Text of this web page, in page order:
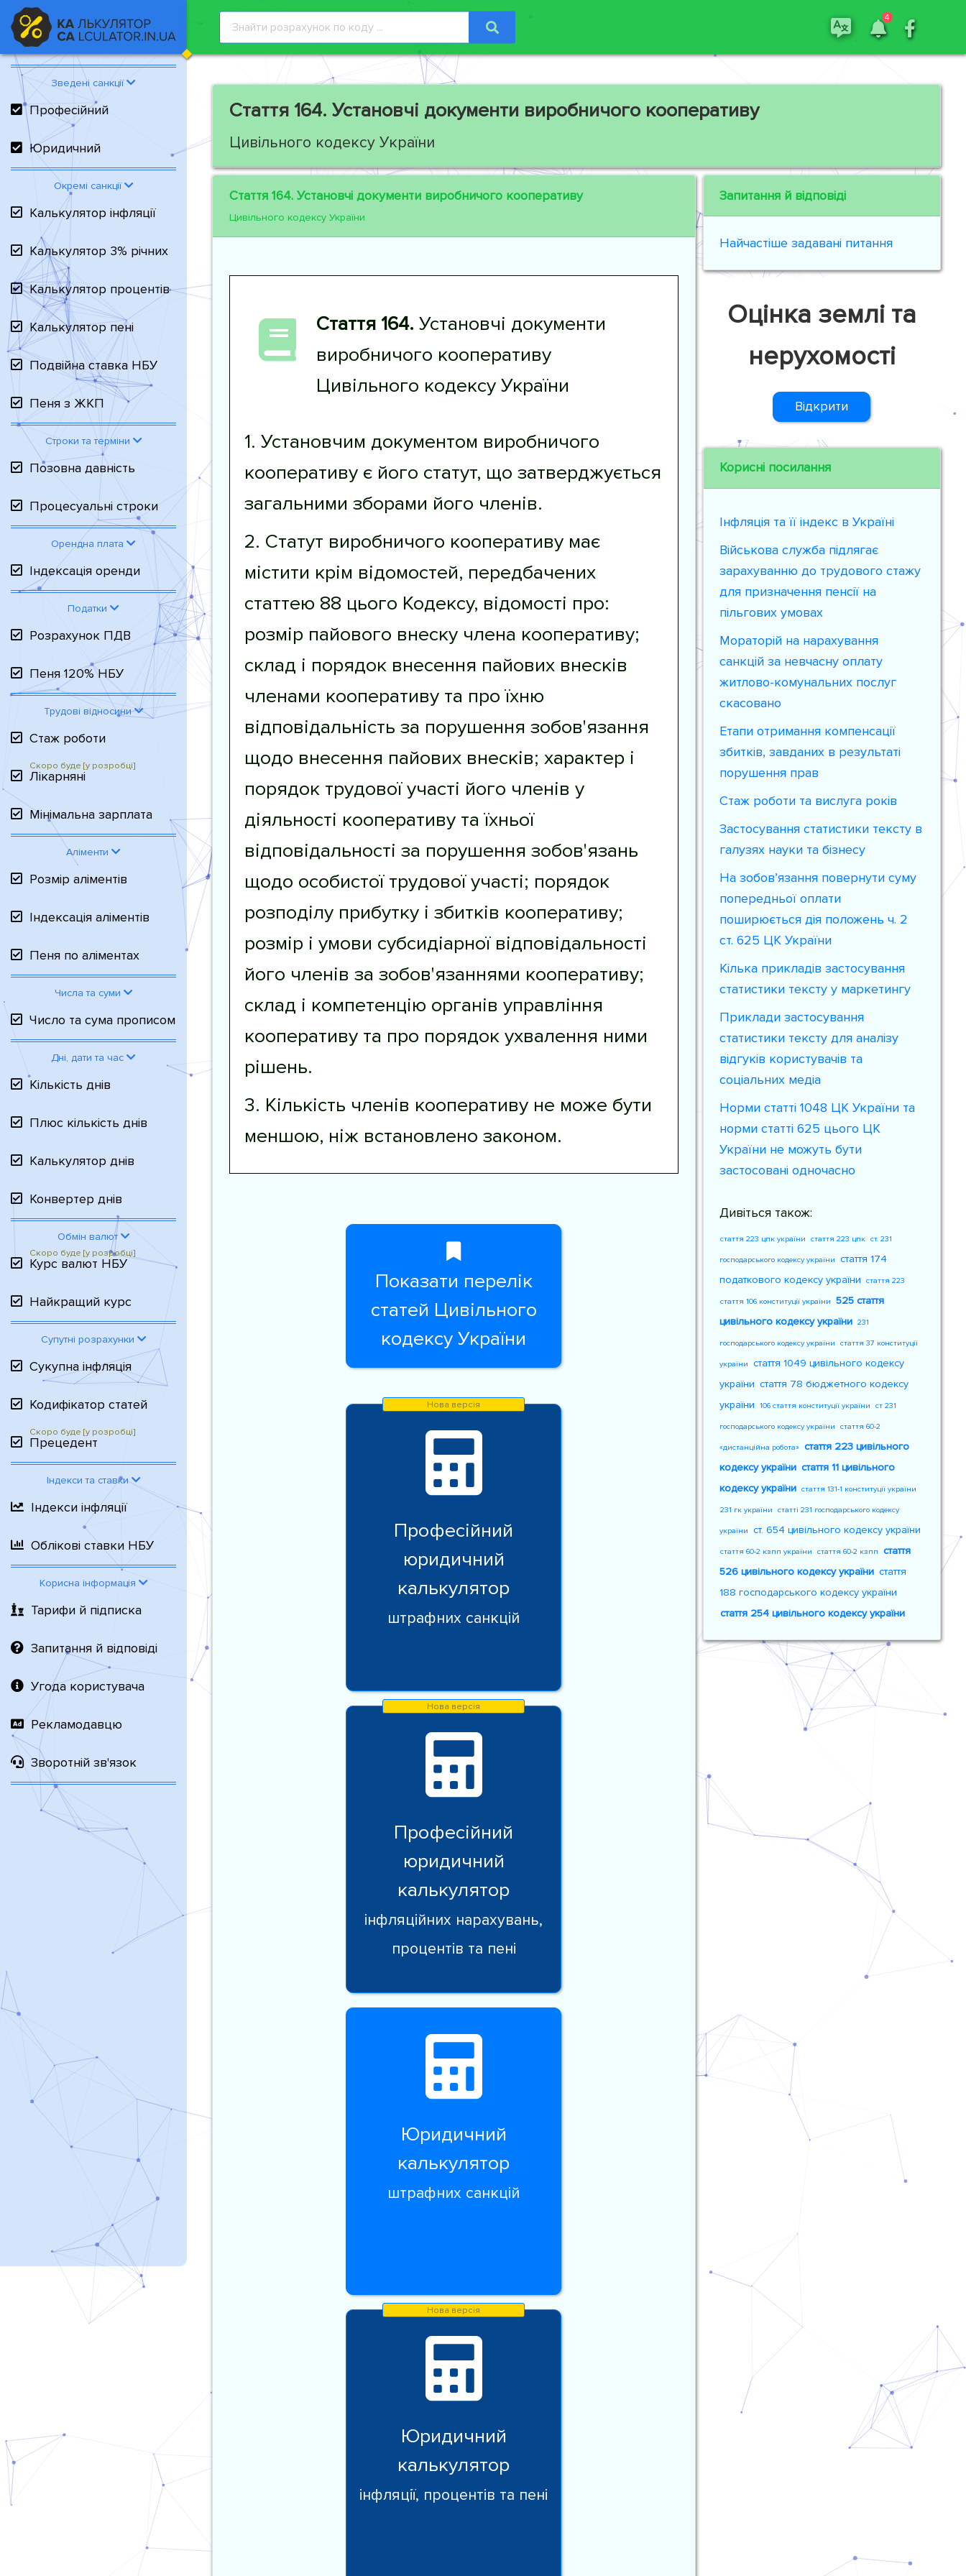
Зведені санкції
Професійний
Юридичний
Окремі санкції
Калькулятор інфляції
Калькулятор 3% річних
Калькулятор процентів
Калькулятор пені
Подвійна ставка НБУ
Пеня з ЖКП
Строки та терміни
Позовна давність
Процесуальні строки
Орендна плата
Індексація оренди
Податки
Розрахунок ПДВ
Пеня 120% НБУ
Трудові відносини
Стаж роботи
Лікарняні
Мінімальна зарплата
Аліменти
Розмір аліментів
Індексація аліментів
Пеня по аліментах
Числа та суми
Число та сума прописом
Дні, дати та час
Кількість днів
Плюс кількість днів
Калькулятор днів
Конвертер днів
Обмін валют
Курс валют НБУ
Найкращий курс
Супутні розрахунки
Сукупна інфляція
Кодифікатор статей
Прецедент
Індекси та ставки
Індекси інфляції
Облікові ставки НБУ
Корисна інформація
Тарифи й підписка
Запитання й відповіді
Угода користувача
Рекламодавцю
Зворотній зв'язок
4
Стаття 164. Установчі документи виробничого кооперативу
Цивільного кодексу України
Стаття 164.Установчі документи виробничого кооперативу
Цивільного кодексу України
Стаття 164. Установчі документи
виробничого кооперативу
Цивільного кодексу України
1. Установчим документом виробничого
кооперативу є його статут, що затверджується
загальними зборами його членів.
2. Статут виробничого кооперативу має
містити крім відомостей, передбачених
статтею 88 цього Кодексу, відомості про:
розмір пайового внеску члена кооперативу;
склад і порядок внесення пайових внесків
членами кооперативу та про їхню
відповідальність за порушення зобов'язання
щодо внесення пайових внесків; характер і
порядок трудової участі його членів у
діяльності кооперативу та їхньої
відповідальності за порушення зобов'язань
щодо особистої трудової участі; порядок
розподілу прибутку і збитків кооперативу;
розмір і умови субсидіарної відповідальності
його членів за зобов'язаннями кооперативу;
склад і компетенцію органів управління
кооперативу та про порядок ухвалення ними
рішень.
3. Кількість членів кооперативу не може бути
меншою, ніж встановлено законом.
Показати перелік
статей Цивільного
кодексу України
Професійний
юридичний
калькулятор
штрафних санкцій
Професійний
юридичний
калькулятор
інфляційних нарахувань,
процентів та пені
Юридичний
калькулятор
штрафних санкцій
Юридичний
калькулятор
інфляції, процентів та пені
Запитання й відповіді
Найчастіше задавані питання
Оцінка землі та
нерухомості
Відкрити
Корисні посилання
Інфляція та її індекс в Україні
Військова служба підлягає
зарахуванню до трудового стажу
для призначення пенсії на
пільгових умовах
Мораторій на нарахування
санкцій за невчасну оплату
житлово-комунальних послуг
скасовано
Етапи отримання компенсації
збитків, завданих в результаті
порушення прав
Стаж роботи та вислуга років
Застосування статистики тексту в
галузях науки та бізнесу
На зобов’язання повернути суму
попередньої оплати
поширюється дія положень ч. 2
ст. 625 ЦК України
Кілька прикладів застосування
статистики тексту у маркетингу
Приклади застосування
статистики тексту для аналізу
відгуків користувачів та
соціальних медіа
Норми статті 1048 ЦК України та
норми статті 625 цього ЦК
України не можуть бути
застосовані одночасно
Дивіться також:
стаття 223 цпк україни стаття 223 цпк ст. 231
господарського кодексу україни
стаття 174
податкового кодексу україни
стаття 223
стаття 106 конституції україни
525 стаття
цивільного кодексу україни 231
господарського кодексу україни стаття 37 конституції
україни
стаття 1049 цивільного кодексу
україни стаття 78 бюджетного кодексу
україни
106 стаття конституції україни ст 231
господарського кодексу україни стаття 60-2
«дистанційна робота» стаття 223 цивільного
кодексу україни стаття 11 цивільного
кодексу україни стаття 131-1 конституції україни
231 гк україни статті 231 господарського кодексу
україни ст. 654 цивільного кодексу україни
стаття 60-2 кзпп україни стаття 60-2 кзпп
стаття
526 цивільного кодексу україни стаття
188 господарського кодексу україни
стаття 254 цивільного кодексу україни